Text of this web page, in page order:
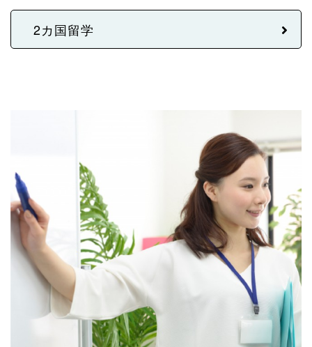
2カ国留学